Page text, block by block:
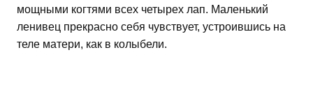
мощными когтями всех четырех лап. Маленький
ленивец прекрасно себя чувствует, устроившись на
теле матери, как в колыбели.